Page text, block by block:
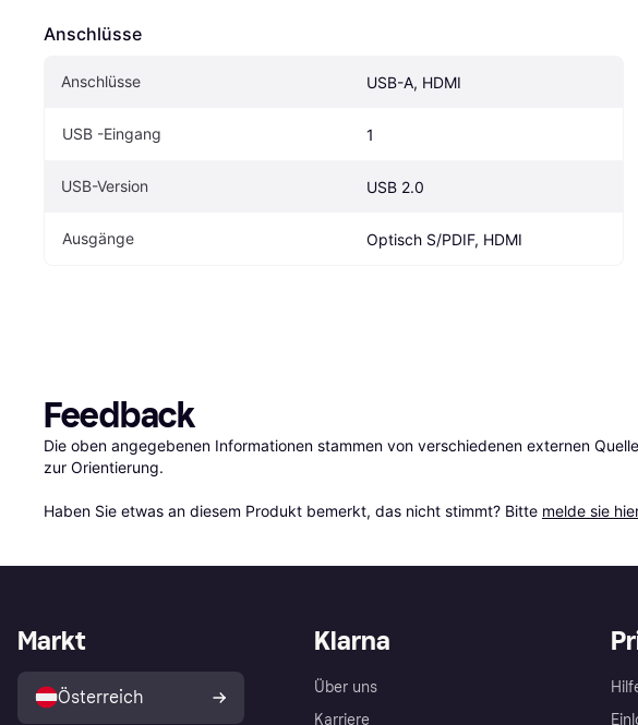
Anschlüsse
Anschlüsse USB-A, HDMI
USB -Eingang 1
USB-Version USB 2.0
Ausgänge Optisch S/PDIF, HDMI
Feedback
Die oben angegebenen Informationen stammen von verschiedenen externen
zur Orientierung.
Haben Sie etwas an diesem Produkt bemerkt, das nicht stimmt? Bitte melde sie
Klarna
Über uns
Karriere
Markt
Österreich